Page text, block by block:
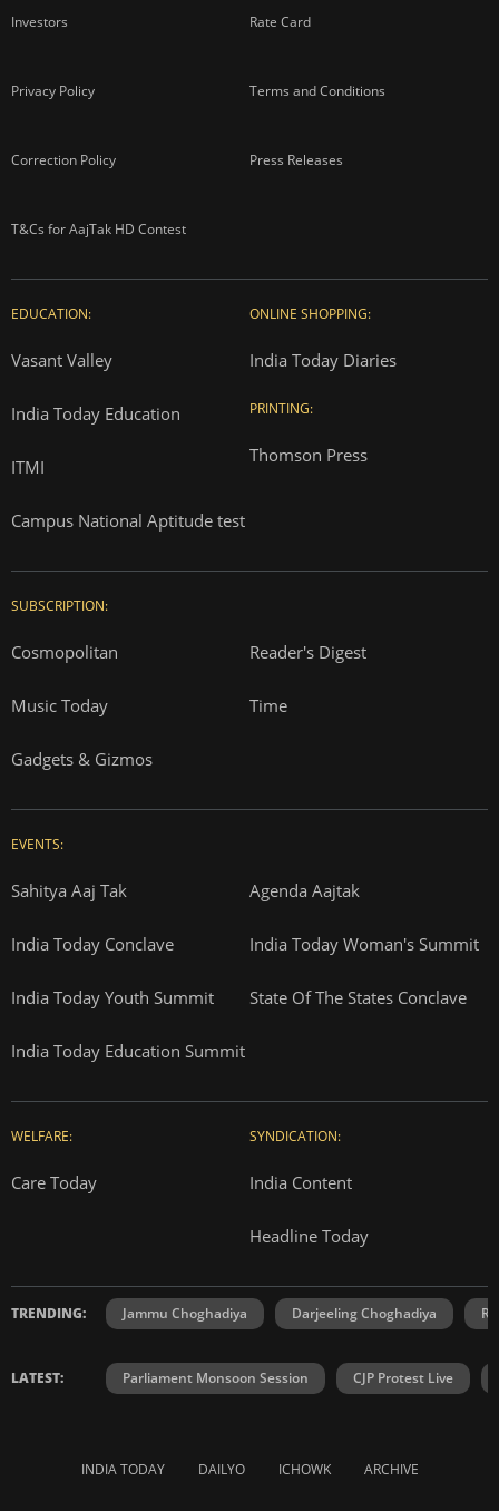
Investors Rate Card
Privacy Policy Terms and Conditions
Correction Policy Press Releases
T&Cs for AajTak HD Contest
EDUCATION:
Vasant Valley
India Today Education
ITMI
Campus National Aptitude test
ONLINE SHOPPING:
India Today Diaries
PRINTING:
Thomson Press
SUBSCRIPTION:
Cosmopolitan Reader's Digest
Music Today Time
Gadgets & Gizmos
EVENTS:
Sahitya Aaj Tak Agenda Aajtak
India Today Conclave India Today Woman's Summit
India Today Youth Summit State Of The States Conclave
India Today Education Summit
WELFARE:
Care Today
SYNDICATION:
India Content
Headline Today
TRENDING: Jammu Choghadiya Darjeeling Choghadiya
LATEST: Parliament Monsoon Session CJP Protest Live
INDIA TODAY DAILYO ICHOWK ARCHIVE